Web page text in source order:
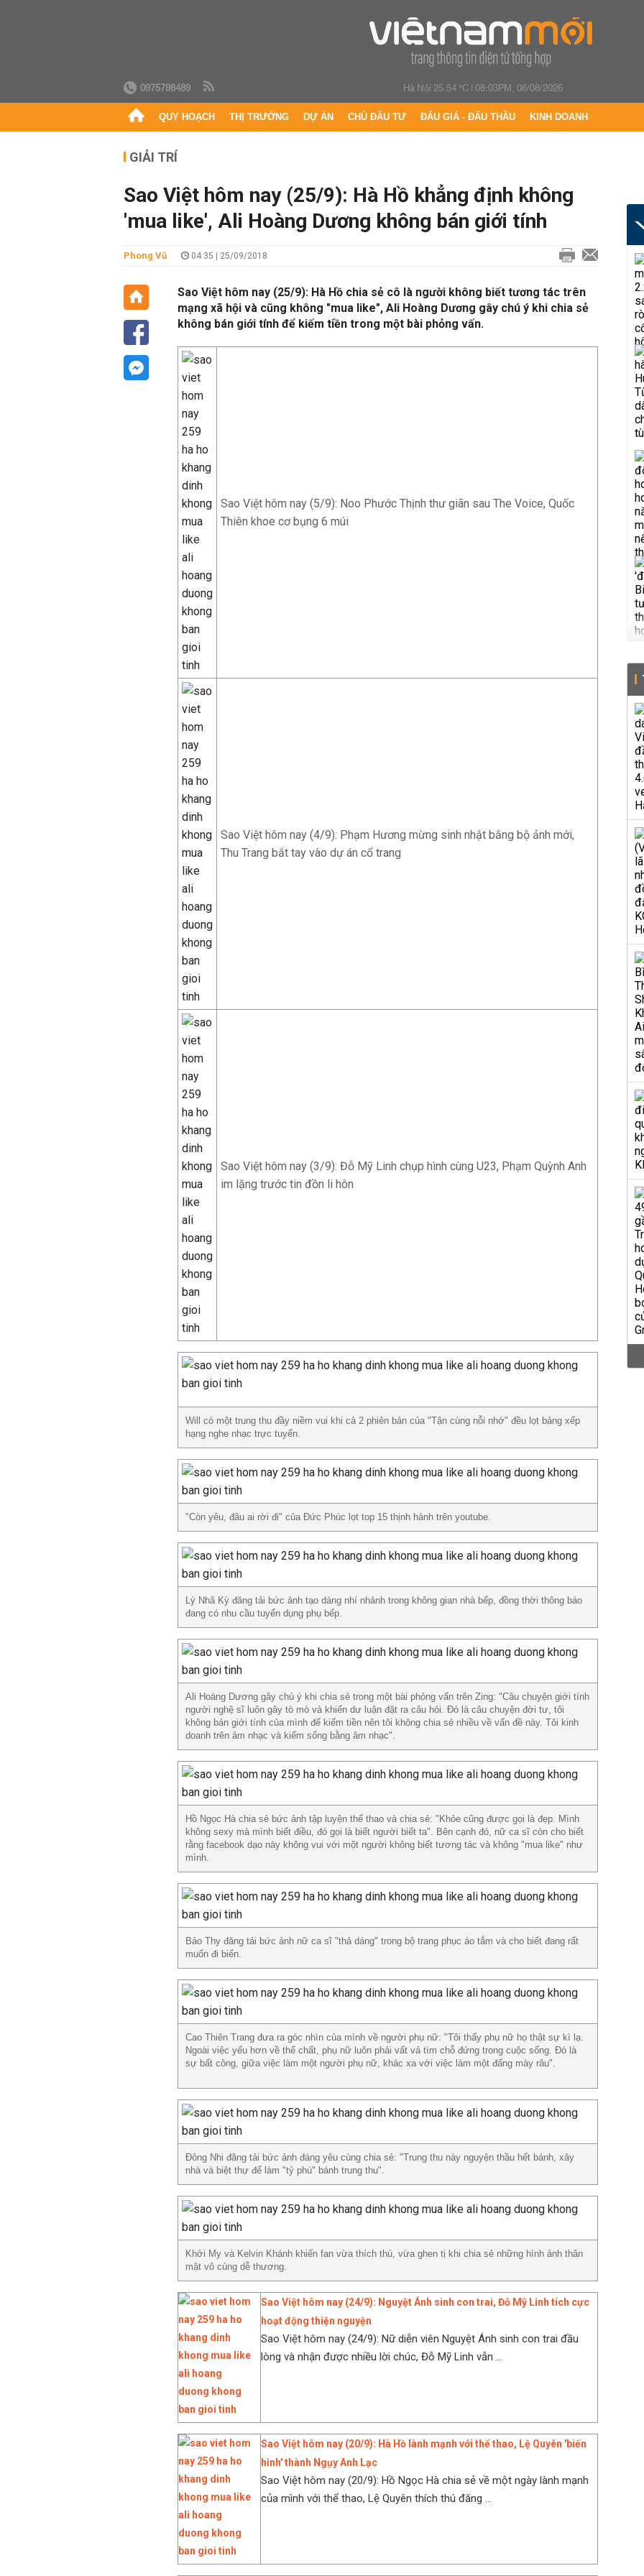
0975798489 Hà Nội 25.54 °C|08:03PM, 06/08/2026
QUY HOẠCH THỊ TRƯỜNG DỰ ÁN CHỦ ĐẦU TƯ ĐẤU GIÁ - ĐẤU THẦU KINH DOANH
GIẢI TRÍ
Sao Việt hôm nay (25/9): Hà Hồ khẳng định không
'mua like', Ali Hoàng Dương không bán giới tính
Phong Vũ 04:35 | 25/09/2018
Sao Việt hôm nay (25/9): Hà Hồ chia sẻ cô là người không biết tương tác trên
mạng xã hội và cũng không "mua like", Ali Hoàng Dương gây chú ý khi chia sẻ
không bán giới tính để kiếm tiền trong một bài phỏng vấn.
Sao Việt hôm nay (5/9): Noo Phước Thịnh thư giãn sau The Voice, Quốc
Thiên khoe cơ bụng 6 múi
Sao Việt hôm nay (4/9): Phạm Hương mừng sinh nhật bằng bộ ảnh mới,
Thu Trang bắt tay vào dự án cổ trang
Sao Việt hôm nay (3/9): Đỗ Mỹ Linh chụp hình cùng U23, Phạm Quỳnh Anh
im lặng trước tin đồn li hôn
Will có một trung thu đầy niềm vui khi cả 2 phiên bản của "Tận cùng nỗi nhớ" đều lọt bảng xếp
hạng nghe nhạc trực tuyến.
"Còn yêu, đâu ai rời đi" của Đức Phúc lọt top 15 thịnh hành trên youtube.
Lý Nhã Kỳ đăng tải bức ảnh tạo dáng nhí nhảnh trong không gian nhà bếp, đồng thời thông báo
đang có nhu cầu tuyển dụng phụ bếp.
Ali Hoàng Dương gây chú ý khi chia sẻ trong một bài phỏng vấn trên Zing: "Câu chuyện giới tính
người nghệ sĩ luôn gây tò mò và khiến dư luận đặt ra câu hỏi. Đó là câu chuyện đời tư, tôi
không bán giới tính của mình để kiếm tiền nên tôi không chia sẻ nhiều về vấn đề này. Tôi kinh
doanh trên âm nhạc và kiếm sống bằng âm nhạc".
Hồ Ngọc Hà chia sẻ bức ảnh tập luyện thể thao và chia sẻ: "Khỏe cũng được gọi là đẹp. Mình
không sexy mà mình biết điều, đó gọi là biết người biết ta". Bên cạnh đó, nữ ca sĩ còn cho biết
rằng facebook dạo này không vui với một người không biết tương tác và không "mua like" như
mình.
Bảo Thy đăng tải bức ảnh nữ ca sĩ "thả dáng" trong bộ trang phục áo tắm và cho biết đang rất
muốn đi biển.
Cao Thiên Trang đưa ra góc nhìn của mình về người phụ nữ: "Tôi thấy phụ nữ họ thật sự kì lạ.
Ngoài việc yếu hơn về thể chất, phụ nữ luôn phải vất vả tìm chỗ đứng trong cuộc sống. Đó là
sự bất công, giữa việc làm một người phụ nữ, khác xa với việc làm một đấng mày râu".
Đông Nhi đăng tải bức ảnh đáng yêu cùng chia sẻ: "Trung thu này nguyện thầu hết bánh, xây
nhà và biệt thự để làm "tỷ phú" bánh trung thu".
Khởi My và Kelvin Khánh khiến fan vừa thích thú, vừa ghen tị khi chia sẻ những hình ảnh thân
mật vô cùng dễ thương.
Sao Việt hôm nay (24/9): Nguyệt Ánh sinh con trai, Đỗ Mỹ Linh tích cực
hoạt động thiện nguyện
Sao Việt hôm nay (24/9): Nữ diễn viên Nguyệt Ánh sinh con trai đầu
lòng và nhận được nhiều lời chúc, Đỗ Mỹ Linh vẫn ...
Sao Việt hôm nay (20/9): Hà Hồ lành mạnh với thể thao, Lệ Quyên 'biến
hình' thành Ngụy Anh Lạc
Sao Việt hôm nay (20/9): Hồ Ngọc Hà chia sẻ về một ngày lành mạnh
của mình với thể thao, Lệ Quyên thích thú đăng ...